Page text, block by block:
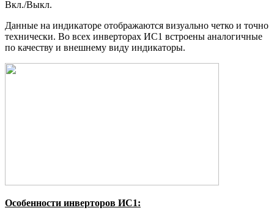
Вкл./Выкл.
Данные на индикаторе отображаются визуально четко и точно
технически. Во всех инверторах ИС1 встроены аналогичные
по качеству и внешнему виду индикаторы.
Особенности инверторов ИС1: